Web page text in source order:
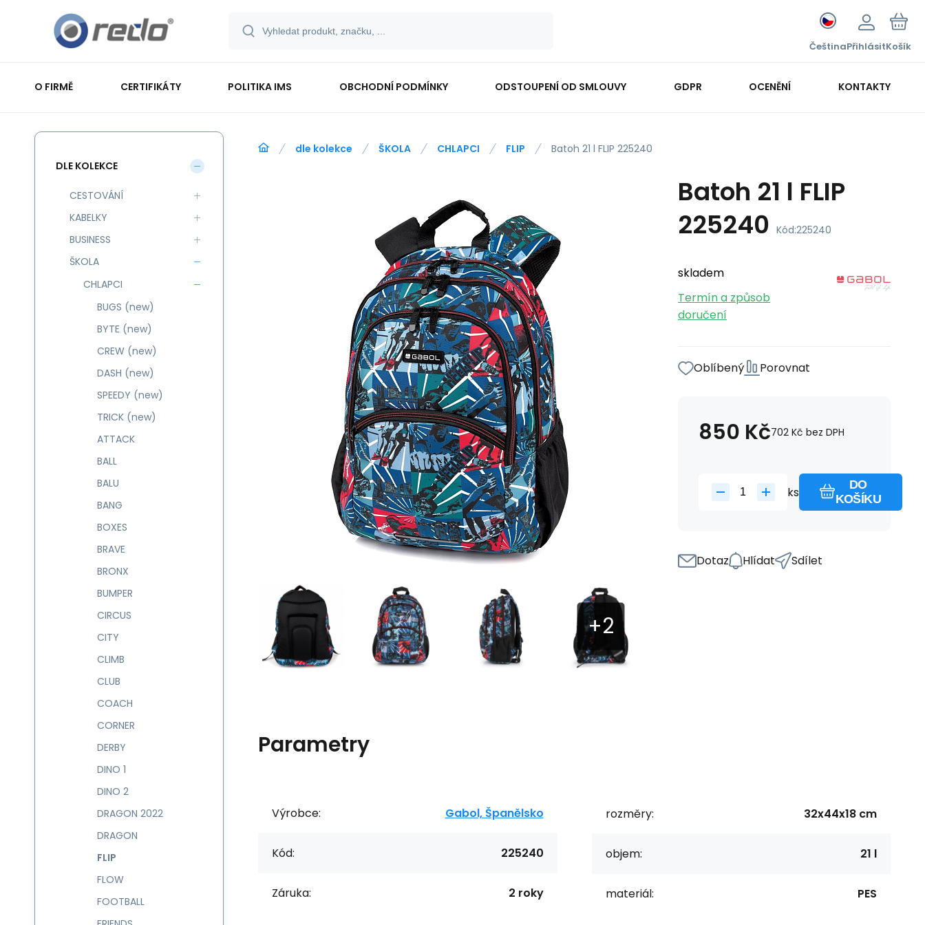
ČeštinaPřihlásitKošík
O FIRMĚ CERTIFIKÁTY POLITIKA IMS OBCHODNÍ PODMÍNKY ODSTOUPENÍ OD SMLOUVY GDPR OCENĚNÍ KONTAKTY
dle kolekce ŠKOLA CHLAPCI FLIP Batoh 21 l FLIP 225240
Batoh 21 l FLIP
225240 Kód:225240
skladem
Termín a způsob
doručení
Oblíbený Porovnat
850 Kč702 Kč bez DPH
ks
DO
KOŠÍKU
Dotaz Hlídat Sdílet
Parametry
Výrobce: Gabol, Španělsko
Kód: 225240
Záruka: 2 roky
rozměry: 32x44x18 cm
objem: 21 l
materiál: PES
DLE KOLEKCE
CESTOVÁNÍ
KABELKY
BUSINESS
ŠKOLA
CHLAPCI
BUGS (new)
BYTE (new)
CREW (new)
DASH (new)
SPEEDY (new)
TRICK (new)
ATTACK
BALL
BALU
BANG
BOXES
BRAVE
BRONX
BUMPER
CIRCUS
CITY
CLIMB
CLUB
COACH
CORNER
DERBY
DINO 1
DINO 2
DRAGON 2022
DRAGON
FLIP
FLOW
FOOTBALL